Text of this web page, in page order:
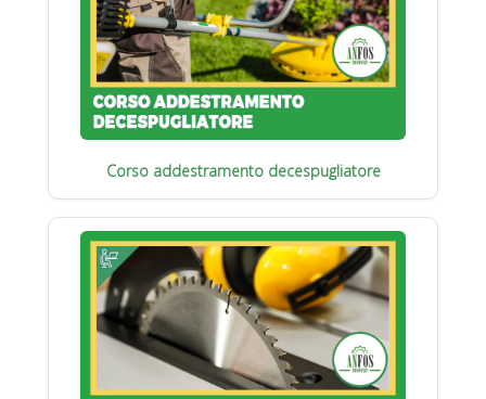
Corso addestramento decespugliatore